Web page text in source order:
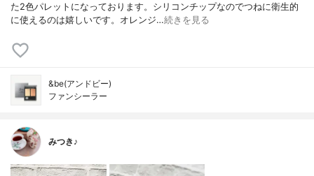
た2色パレットになっております。シリコンチップなのでつねに衛生的
に使えるのは嬉しいです。オレンジ…続きを見る
&be(アンドビー)
ファンシーラー
みつき♪